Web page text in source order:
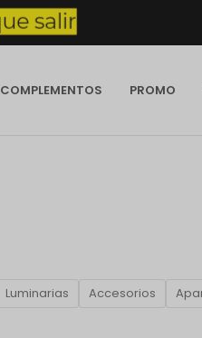
COMPLEMENTOS PROMO
Luminarias Accesorios